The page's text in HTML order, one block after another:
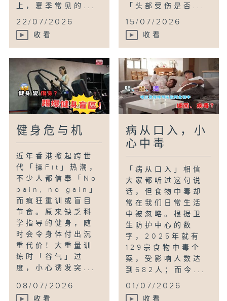
上，夏季常见的...
22/07/2026
收看
「头部受伤是否...
15/07/2026
收看
健身危与机
近年香港掀起跨世
代「操Fit」热潮，
不少人都信奉「No
pain, no gain」
而疯狂重训或盲目
节食。原来缺乏科
学指导的健身，随
时会令身体付出沉
重代价！大重量训
练时「谷气」过
度，小心诱发突...
08/07/2026
收看
病从口入，小
心中毒
「病从口入」相信
大家都听过这句说
话，但食物中毒却
常在我们日常生活
中被忽略。根据卫
生防护中心的数
字，2025年就有
129宗食物中毒个
案，受影响人数达
到682人；而今...
01/07/2026
收看